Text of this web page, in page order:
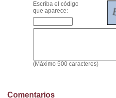
Escriba el código
que aparece:
(Máximo 500 caracteres)
Comentarios